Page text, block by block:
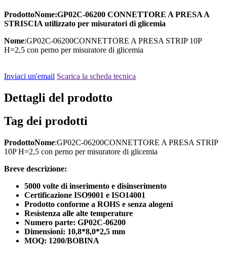
ProdottoNome:GP02C-06200 CONNETTORE A PRESA A
STRISCIA utilizzato per misuratori di glicemia
Nome:GP02C-06200CONNETTORE A PRESA STRIP 10P
H=2,5 con perno per misuratore di glicemia
Inviaci un'email Scarica la scheda tecnica
Dettagli del prodotto
Tag dei prodotti
ProdottoNome:GP02C-06200CONNETTORE A PRESA STRIP
10P H=2,5 con perno per misuratore di glicemia
Breve descrizione:
5000 volte di inserimento e disinserimento
Certificazione ISO9001 e ISO14001
Prodotto conforme a ROHS e senza alogeni
Resistenza alle alte temperature
Numero parte: GP02C-06200
Dimensioni: 10,8*8,0*2,5 mm
MOQ: 1200/BOBINA